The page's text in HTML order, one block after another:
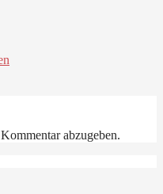
abzugeben.